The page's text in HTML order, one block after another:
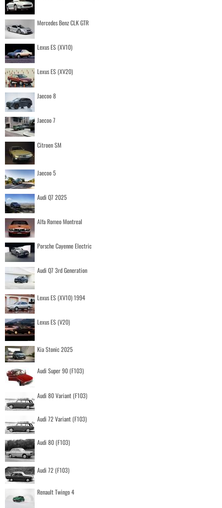
Mercedes Benz CLK GTR
Lexus ES (XV10)
Lexus ES (XV20)
Jaecoo 8
Jaecoo 7
Citroen SM
Jaecoo 5
Audi Q7 2025
Alfa Romeo Montreal
Porsche Cayenne Electric
Audi Q7 3rd Generation
Lexus ES (XV10) 1994
Lexus ES (V20)
Kia Stonic 2025
Audi Super 90 (F103)
Audi 80 Variant (F103)
Audi 72 Variant (F103)
Audi 80 (F103)
Audi 72 (F103)
Renault Twingo 4